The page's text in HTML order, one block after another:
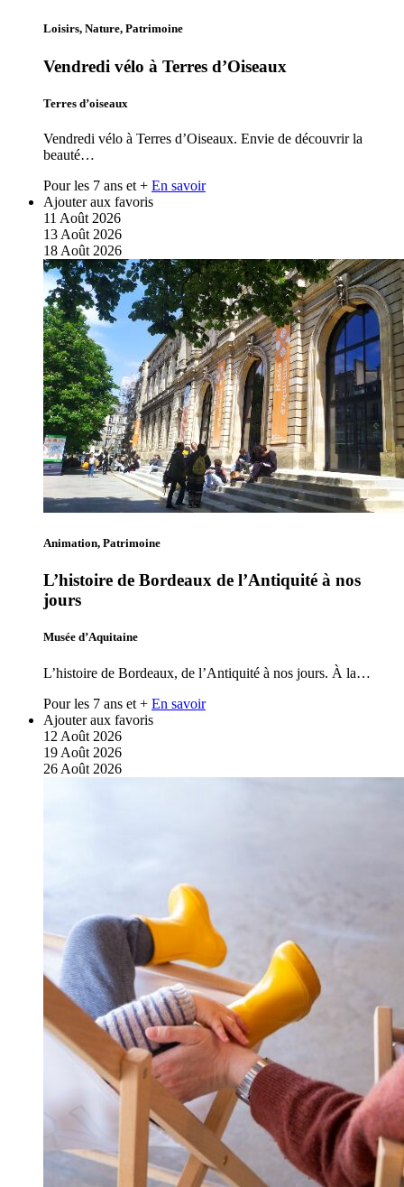
Loisirs, Nature, Patrimoine
Vendredi vélo à Terres d’Oiseaux
Terres d’oiseaux
Vendredi vélo à Terres d’Oiseaux. Envie de découvrir la
beauté…
Pour les 7 ans et + En savoir
Ajouter aux favoris
11 Août 2026
13 Août 2026
18 Août 2026
Animation, Patrimoine
L’histoire de Bordeaux de l’Antiquité à nos
jours
Musée d’Aquitaine
L’histoire de Bordeaux, de l’Antiquité à nos jours. À la…
Pour les 7 ans et + En savoir
Ajouter aux favoris
12 Août 2026
19 Août 2026
26 Août 2026